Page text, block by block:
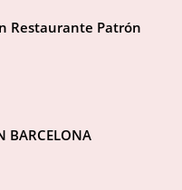
Restaurante Patrón
BARCELONA